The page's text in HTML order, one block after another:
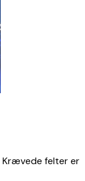
Krævede felter er